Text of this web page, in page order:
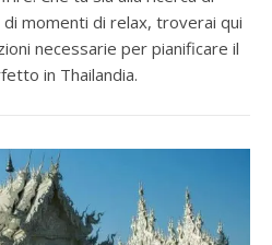
momenti di relax, troverai qui
necessarie per pianificare il
in Thailandia.